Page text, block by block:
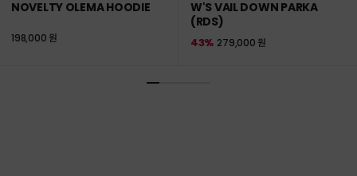
NOVELTY OLEMA HOODIE
198,000 원
W'S VAIL DOWN PARKA
(RDS)
279,000 원
43%